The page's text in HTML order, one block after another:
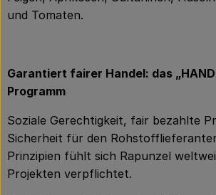
und Tomaten.
Garantiert fairer Handel: das „HAND
Programm
Soziale Gerechtigkeit, fair bezahlte
Sicherheit für den
Prinzipien fühlt sich Rapunzel
Projekten verpflichtet.